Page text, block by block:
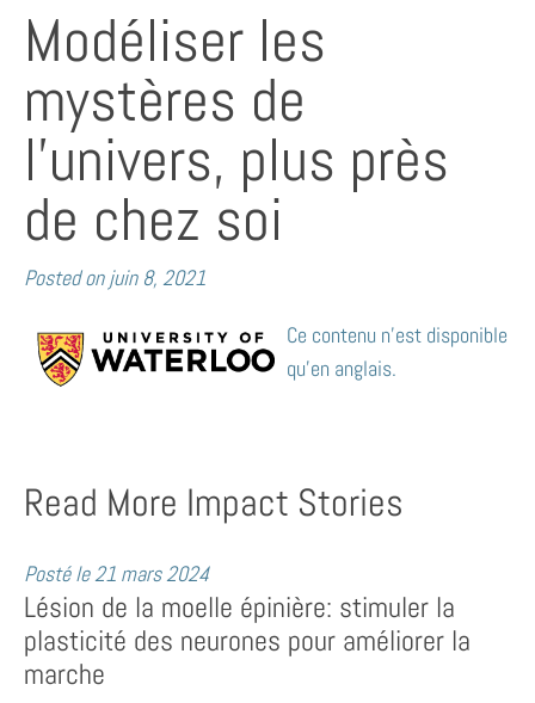
Modéliser les
mystères de
l’univers, plus près
de chez soi
Posted on juin 8, 2021
Ce contenu n’est disponible
qu’en anglais.
Read More Impact Stories
Posté le21 mars 2024
Lésion de la moelle épinière: stimuler la
plasticité des neurones pour améliorer la
marche